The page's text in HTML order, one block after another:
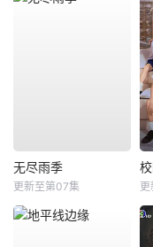
无尽雨季
更新至第07集